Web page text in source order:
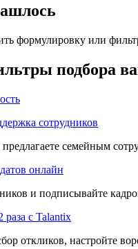
формулировку или
подбора
сотрудников
семейным
онлайн
и подписывайте
раза с Talantix
откликов, настройте